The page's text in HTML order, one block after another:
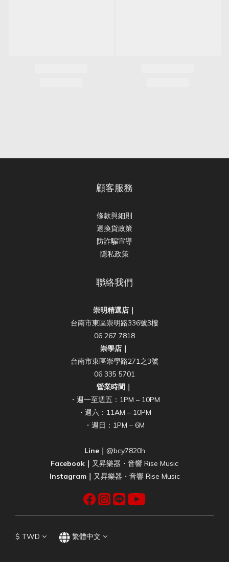
顧客服務
條款與細則
退換貨政策
防詐騙宣導
隱私政策
聯絡我們
崇明精選店｜
台南市東區崇明路336號3樓
06 267 7818
崇學店｜
台南市東區崇學路271之3號
06 335 5701
營業時間｜
・週一至週五：1PM – 10PM
・週六：11AM – 10PM
・週日：1PM – 6M
Line｜ @bcy7820h
Facebook｜ 又昇樂器・音響 Rise Music
Instagram｜ 又昇樂器・音響 Rise Music
$ TWD 繁體中文